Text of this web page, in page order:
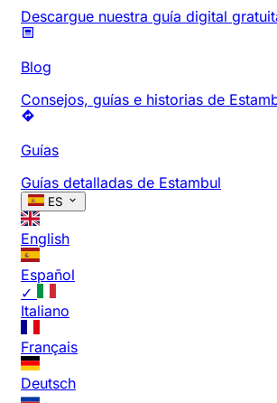
Descargue nuestra guía digital
Blog
Consejos, guías e historias de
Guías
Guías detalladas de Estambul
ES
English
Español
✓
Italiano
Français
Deutsch